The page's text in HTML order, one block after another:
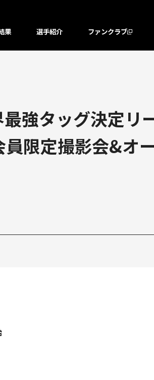
果 選手紹介 ファンクラブ
最強タッグ決定
限定撮影会&オ